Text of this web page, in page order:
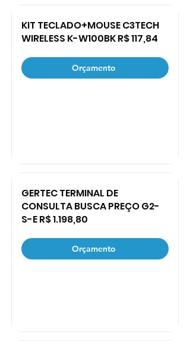
KIT TECLADO+MOUSE C3TECH
WIRELESS K-W100BK R$ 117,84
Orçamento
GERTEC TERMINAL DE
CONSULTA BUSCA PREÇO G2-
S-E R$ 1.198,80
Orçamento